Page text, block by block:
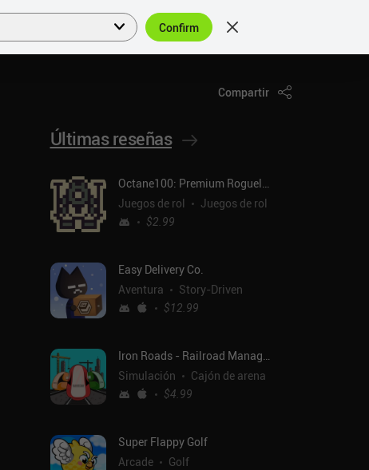
ES
Compartir
Últimas reseñas
Octane100: Premium Roguelike
Juegos de rol
Juegos de rol
$2.99
Easy Delivery Co.
Aventura
Story-Driven
$12.99
Iron Roads - Railroad Manager
Simulación
Cajón de arena
$4.99
Super Flappy Golf
Arcade
Golf
Confirm